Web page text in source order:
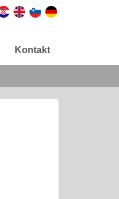
Kontakt